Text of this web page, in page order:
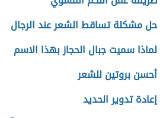
حل مشكلة تساقط الشعر عند الرجال
لماذا سميت جبال الحجاز بهذا الاسم
أحسن بروتين للشعر
إعادة تدوير الحديد